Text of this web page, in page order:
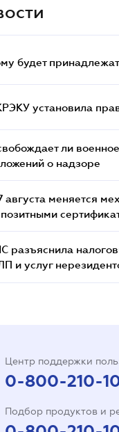
будет
установила
ли
о надзоре
августа меняется
разъяснила
и услуг
Центр поддержки
0-800-210-
Подбор продуктов и